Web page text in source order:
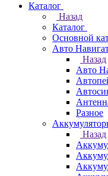
Каталог
Назад
Каталог
Основной
Авто
Назад
Авто
Разное
Назад